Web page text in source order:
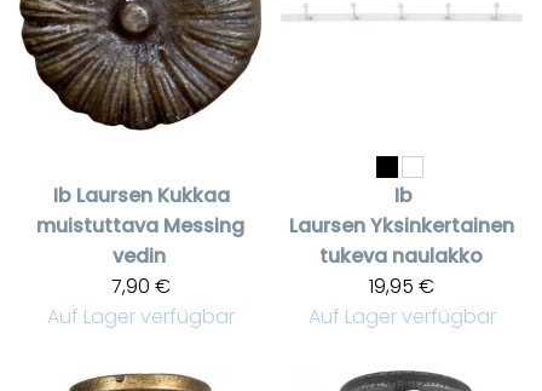
Ib Laursen Kukkaa
muistuttava Messing
vedin
7,90 €
Auf Lager verfügbar
Ib
LaursenYksinkertainen
tukeva naulakko
19,95 €
Auf Lager verfügbar